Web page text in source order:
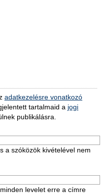
adatkezelésre vonatkozó
tartalmaid a jogi
publikálásra.
a szóközök kivételével nem
levelet erre a címre